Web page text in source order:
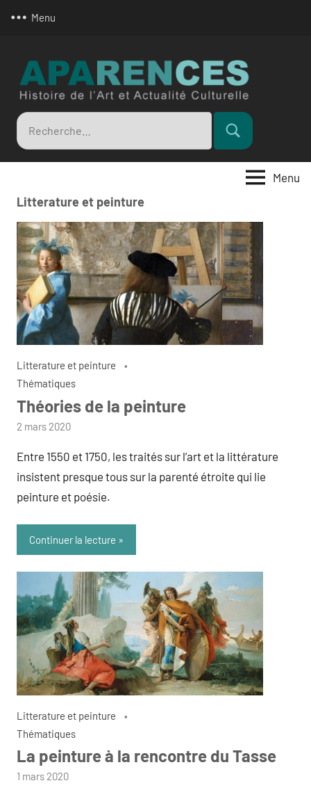
Menu
Recherche
pour
:
Rechercher
Menu
Litterature et peinture
Litterature et peinture
Thématiques
Théories de la peinture
par
2 mars 2020
Entre 1550 et 1750, les traités sur l’art et la littérature
insistent presque tous sur la parenté étroite qui lie
peinture et poésie.
Continuer la lecture
Litterature et peinture
Thématiques
La peinture à la rencontre du Tasse
par
1 mars 2020